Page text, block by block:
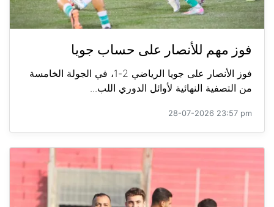
فوز مهم للأنصار على حساب جويا
فوز الأنصار على جويا الرياضي 2-1، في الجولة الخامسة
من التصفية النهائية لأوائل الدوري اللب...
28-07-2026 23:57 pm